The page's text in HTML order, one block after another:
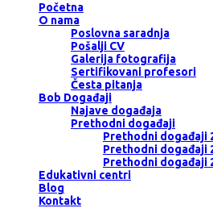
Početna
O nama
Poslovna saradnja
Pošalji CV
Galerija fotografija
Sertifikovani profesori
Česta pitanja
Bob Događaji
Najave događaja
Prethodni događaji
Prethodni događaji
Prethodni događaji
Prethodni događaji
Edukativni centri
Blog
Kontakt